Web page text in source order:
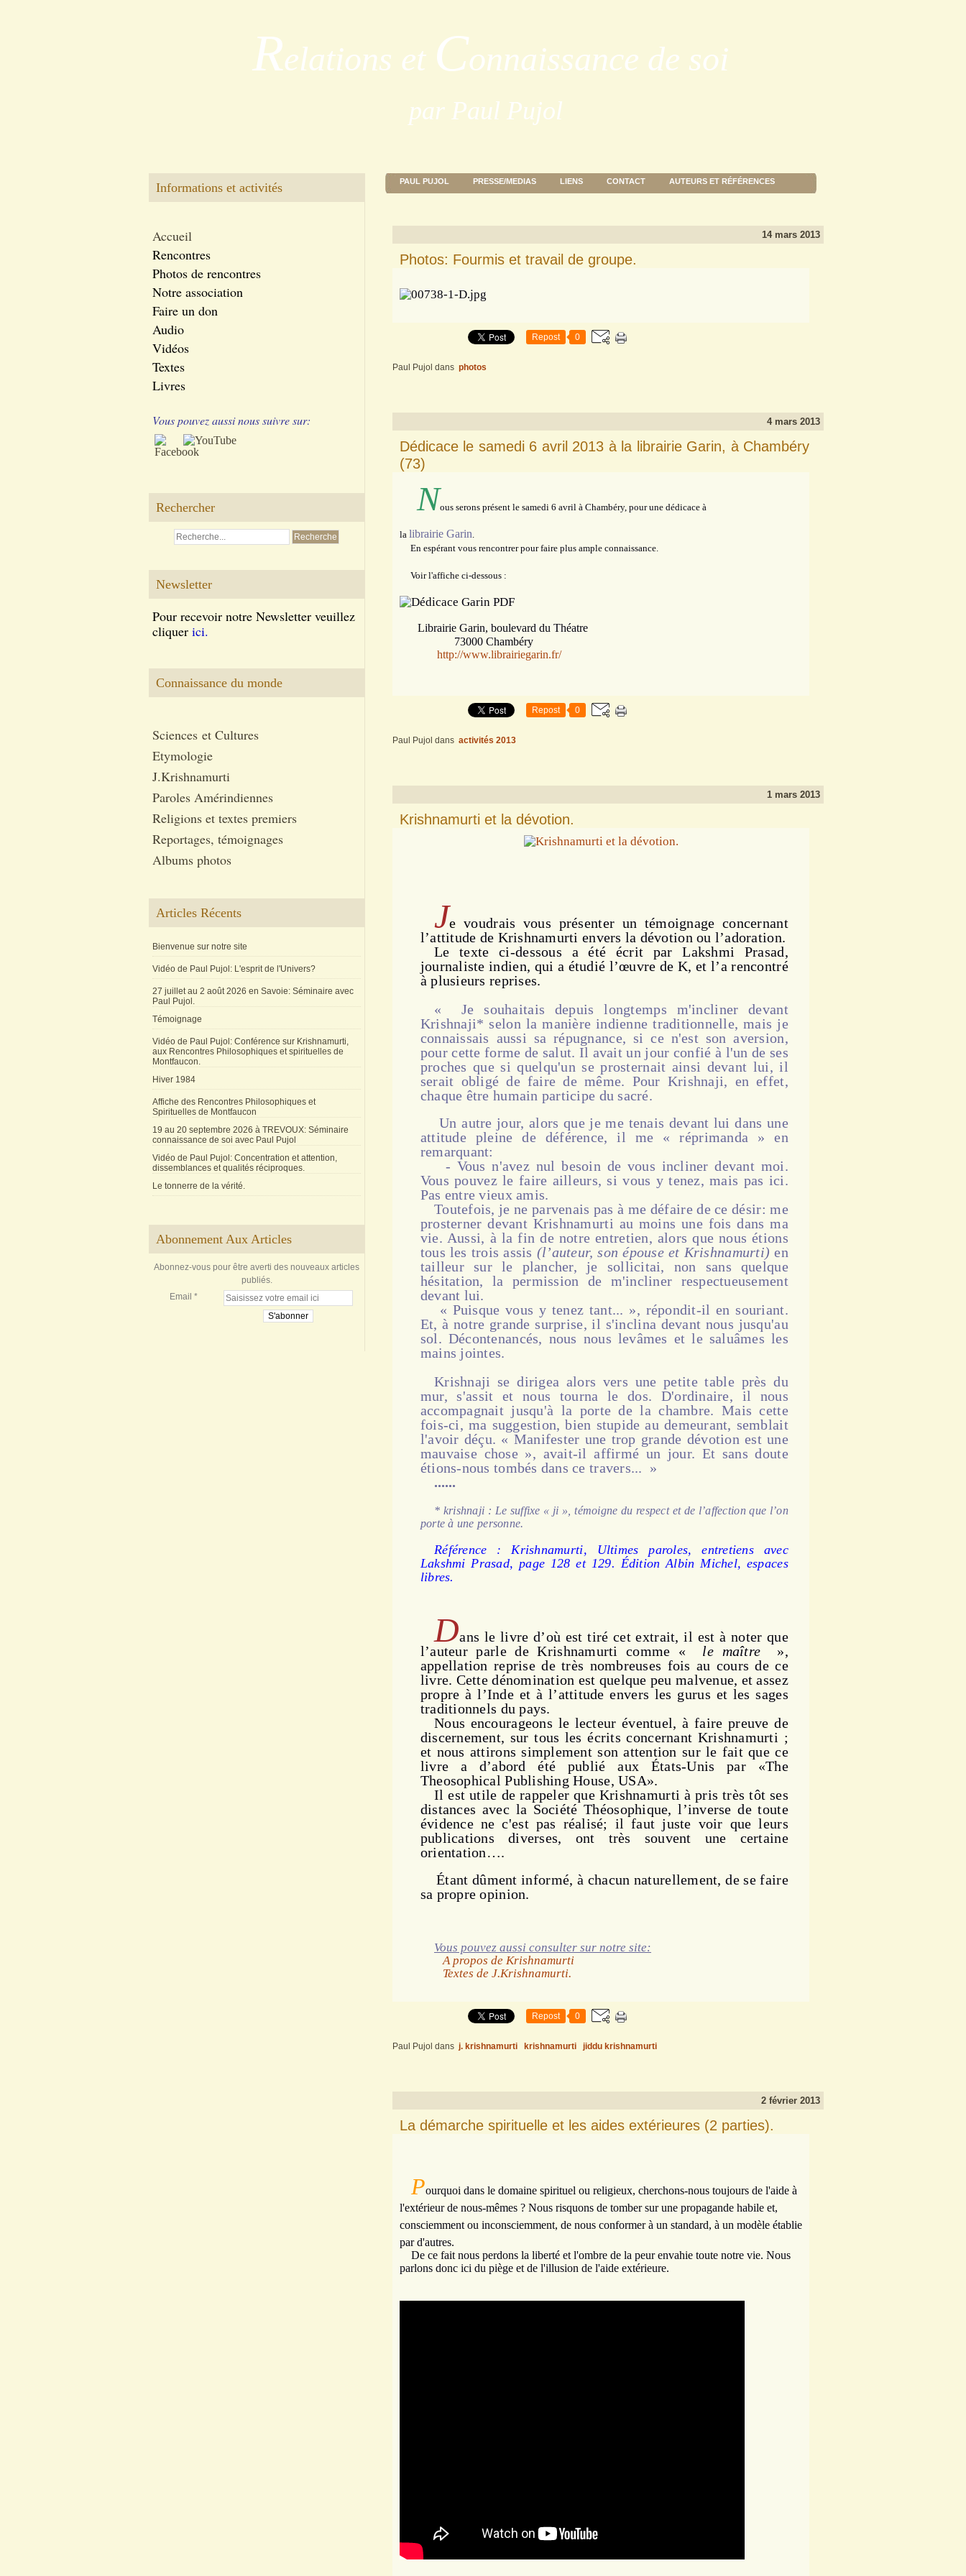
Relations et Connaissance de soi
par Paul Pujol
Informations et activités
Accueil
Rencontres
Photos de rencontres
Notre association
Faire un don
Audio
Vidéos
Textes
Livres
Vous pouvez aussi nous suivre sur:
Rechercher
Newsletter
Pour recevoir notre Newsletter veuillez
cliquer ici.
Connaissance du monde
Sciences et Cultures
Etymologie
J.Krishnamurti
Paroles Amérindiennes
Religions et textes premiers
Reportages, témoignages
Albums photos
Articles Récents
Bienvenue sur notre site
Vidéo de Paul Pujol: L'esprit de l'Univers?
27 juillet au 2 août 2026 en Savoie: Séminaire avec
Paul Pujol.
Témoignage
Vidéo de Paul Pujol: Conférence sur Krishnamurti,
aux Rencontres Philosophiques et spirituelles de
Montfaucon.
Hiver 1984
Affiche des Rencontres Philosophiques et
Spirituelles de Montfaucon
19 au 20 septembre 2026 à TREVOUX: Séminaire
connaissance de soi avec Paul Pujol
Vidéo de Paul Pujol: Concentration et attention,
dissemblances et qualités réciproques.
Le tonnerre de la vérité.
Abonnement Aux Articles
Abonnez-vous pour être averti des nouveaux articles
publiés.
Email
PAUL PUJOL PRESSE/MEDIAS LIENS CONTACT AUTEURS ET RÉFÉRENCES
14 mars 2013
Photos: Fourmis et travail de groupe.
Repost 0
Paul Pujol dans photos
4 mars 2013
Dédicace le samedi 6 avril 2013 à la librairie Garin, à Chambéry
(73)
Nous serons présent le samedi 6 avril à Chambéry, pour une dédicace à
la librairie Garin.
En espérant vous rencontrer pour faire plus ample connaissance.
Voir l'affiche ci-dessous :
Librairie Garin, boulevard du Théatre
73000 Chambéry
http://www.librairiegarin.fr/
Repost 0
Paul Pujol dans activités 2013
1 mars 2013
Krishnamurti et la dévotion.
Je voudrais vous présenter un témoignage concernant
l’attitude de Krishnamurti envers la dévotion ou l’adoration.
Le texte ci-dessous a été écrit par Lakshmi Prasad,
journaliste indien, qui a étudié l’œuvre de K, et l’a rencontré
à plusieurs reprises.
« Je souhaitais depuis longtemps m'incliner devant
Krishnaji* selon la manière indienne traditionnelle, mais je
connaissais aussi sa répugnance, si ce n'est son aversion,
pour cette forme de salut. Il avait un jour confié à l'un de ses
proches que si quelqu'un se prosternait ainsi devant lui, il
serait obligé de faire de même. Pour Krishnaji, en effet,
chaque être humain participe du sacré.
Un autre jour, alors que je me tenais devant lui dans une
attitude pleine de déférence, il me « réprimanda » en
remarquant:
- Vous n'avez nul besoin de vous incliner devant moi.
Vous pouvez le faire ailleurs, si vous y tenez, mais pas ici.
Pas entre vieux amis.
Toutefois, je ne parvenais pas à me défaire de ce désir: me
prosterner devant Krishnamurti au moins une fois dans ma
vie. Aussi, à la fin de notre entretien, alors que nous étions
tous les trois assis (l’auteur, son épouse et Krishnamurti) en
tailleur sur le plancher, je sollicitai, non sans quelque
hésitation, la permission de m'incliner respectueusement
devant lui.
« Puisque vous y tenez tant... », répondit-il en souriant.
Et, à notre grande surprise, il s'inclina devant nous jusqu'au
sol. Décontenancés, nous nous levâmes et le saluâmes les
mains jointes.
Krishnaji se dirigea alors vers une petite table près du
mur, s'assit et nous tourna le dos. D'ordinaire, il nous
accompagnait jusqu'à la porte de la chambre. Mais cette
fois-ci, ma sug­gestion, bien stupide au demeurant, semblait
l'avoir déçu. « Manifester une trop grande dévotion est une
mauvaise chose », avait-il affirmé un jour. Et sans doute
étions-nous tombés dans ce travers... »
......
* krishnaji : Le suffixe « ji », témoigne du respect et de l’affection que l’on
porte à une personne.
Référence : Krishnamurti, Ultimes paroles, entretiens avec
Lakshmi Prasad, page 128 et 129. Édition Albin Michel, espaces
libres.
Dans le livre d’où est tiré cet extrait, il est à noter que
l’auteur parle de Krishnamurti comme « le maître »,
appellation reprise de très nombreuses fois au cours de ce
livre. Cette dénomination est quelque peu malvenue, et assez
propre à l’Inde et à l’attitude envers les gurus et les sages
traditionnels du pays.
Nous encourageons le lecteur éventuel, à faire preuve de
discernement, sur tous les écrits concernant Krishnamurti ;
et nous attirons simplement son attention sur le fait que ce
livre a d’abord été publié aux États-Unis par «The
Theosophical Publishing House, USA».
Il est utile de rappeler que Krishnamurti à pris très tôt ses
distances avec la Société Théosophique, l’inverse de toute
évidence ne c'est pas réalisé; il faut juste voir que leurs
publications diverses, ont très souvent une certaine
orientation….
Étant dûment informé, à chacun naturellement, de se faire
sa propre opinion.
Vous pouvez aussi consulter sur notre site:
A propos de Krishnamurti
Textes de J.Krishnamurti.
Repost 0
Paul Pujol dans j. krishnamurti krishnamurti jiddu krishnamurti
2 février 2013
La démarche spirituelle et les aides extérieures (2 parties).
Pourquoi dans le domaine spirituel ou religieux, cherchons-nous toujours de l'aide à
l'extérieur de nous-mêmes ? Nous risquons de tomber sur une propagande habile et,
consciemment ou inconsciemment, de nous conformer à un standard, à un modèle établie
par d'autres.
De ce fait nous perdons la liberté et l'ombre de la peur envahie toute notre vie. Nous
parlons donc ici du piège et de l'illusion de l'aide extérieure.